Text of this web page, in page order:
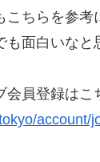
こちらを参考
も面白いなと
会員登録はこ
account/